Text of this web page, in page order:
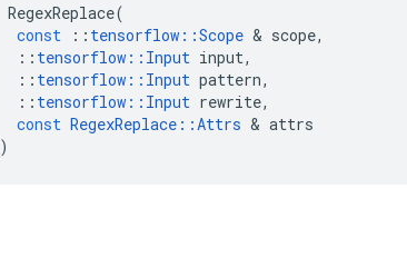
RegexReplace(
const
:: tensorflow ::Scope & scope,
:: tensorflow :: Input input,
:: tensorflow :: Input pattern,
:: tensorflow :: Input rewrite,
const RegexReplace ::Attrs & attrs
)